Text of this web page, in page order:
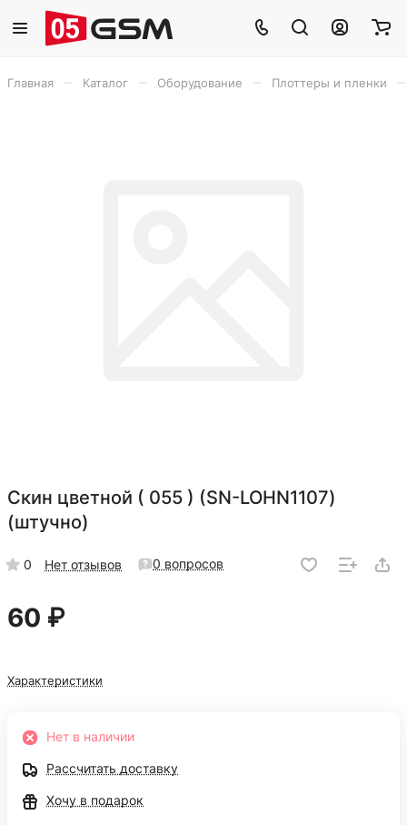
Главная Каталог Оборудование Плоттеры и пленки
Скин цветной ( 055 ) (SN-LOHN1107)
(штучно)
0 Нет отзывов 0 вопросов
60 ₽
Характеристики
Нет в наличии
Рассчитать доставку
Хочу в подарок